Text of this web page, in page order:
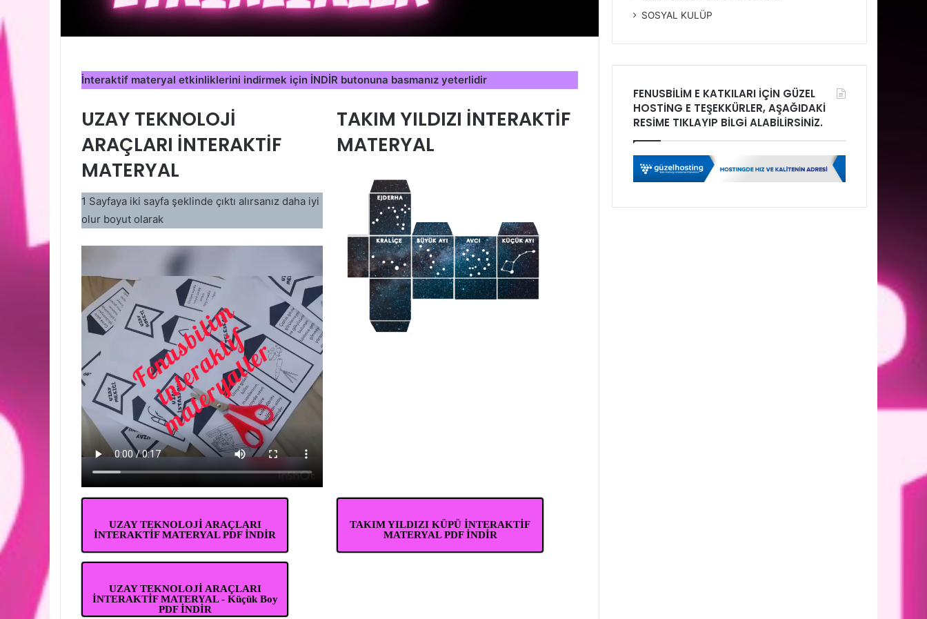
İnteraktif materyal etkinliklerini indirmek için İNDİR butonuna basmanız yeterlidir
UZAY TEKNOLOJİ
ARAÇLARI İNTERAKTİF
MATERYAL
1 Sayfaya iki sayfa şeklinde çıktı alırsanız daha iyi
olur boyut olarak
TAKIM YILDIZI İNTERAKTİF
MATERYAL
UZAY TEKNOLOJİ ARAÇLARI
İNTERAKTİF MATERYAL PDF İNDİR
UZAY TEKNOLOJİ ARAÇLARI
İNTERAKTİF MATERYAL - Küçük Boy
PDF İNDİR
TAKIM YILDIZI KÜPÜ İNTERAKTİF
MATERYAL PDF İNDİR
SOSYAL KULÜP
FENUSBİLİM E KATKILARI İÇİN GÜZEL
HOSTİNG E TEŞEKKÜRLER, AŞAĞIDAKİ
RESİME TIKLAYIP BİLGİ ALABİLİRSİNİZ.